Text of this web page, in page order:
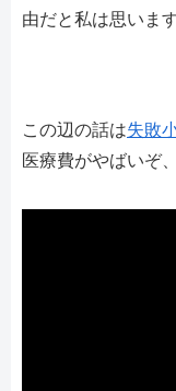
由だと私は思います
この辺の話は失敗
医療費がやばいぞ、